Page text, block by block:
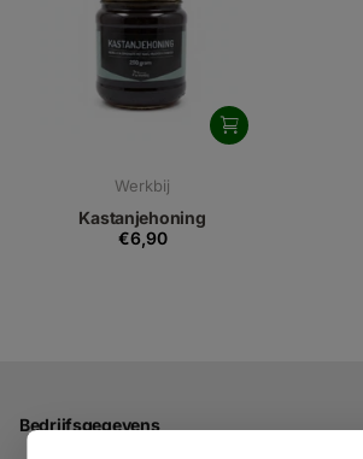
Werkbij
Kastanjehoning
€6,90
Bedrijfsgegevens